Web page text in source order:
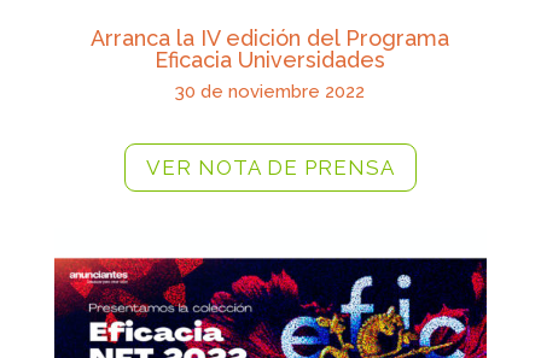
Arranca la IV edición del Programa
Eficacia Universidades
30 de noviembre 2022
VER NOTA DE PRENSA